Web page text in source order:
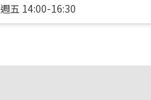
週五 14:00-16:30